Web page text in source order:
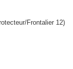
Frontalier 12)